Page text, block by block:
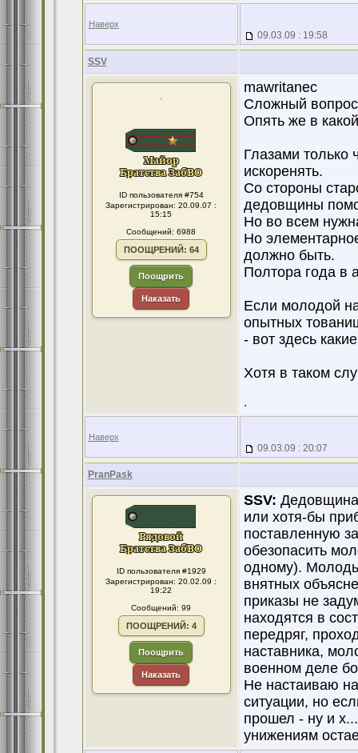
Наверх
09.03.09 : 19:58
SSV
.
ID пользователя #754
Зарегистрирован: 20.09.07 :
15:15
Сообщений: 6988
ПООЩРЕНИЙ: 64
Поощрить
Наказать
mawritanec
Сложный
Опять же в
Глазами только
искоренять.
Со стороны
дедовщины
Но во всем
Но
должно быть.
Полтора года в
Если молодой
опытных
- вот здесь
Хотя в таком
.
Наверх
09.03.09 : 20:07
PranPask
ID пользователя #1929
Зарегистрирован: 20.02.09 :
19:22
Сообщений: 99
ПООЩРЕНИЙ: 4
Поощрить
Наказать
SSV: Дедовщина
или хотя-бы
поставленную
обезопасить
одному).
внятных
приказы не
находятся в
передряг,
наставника,
военном деле
Не настаиваю
ситуации, но
прошел - ну и
унижениям